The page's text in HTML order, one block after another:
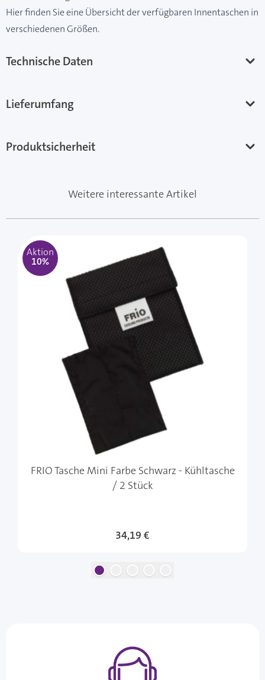
Hier finden Sie eine Übersicht der verfügbaren Innentaschen in
verschiedenen Größen.
Technische Daten
Lieferumfang
Produktsicherheit
Weitere interessante Artikel
Mit der Tabulatortaste können Sie durch die
Clicken, um das Karussell zu überspringen
Clicken, um zur Karussell-Navigation zu gelangen
Aktion
10%
FRIO Tasche Mini Farbe Schwarz - Kühltasche
/ 2 Stück
Sonderangebot
34,19 €